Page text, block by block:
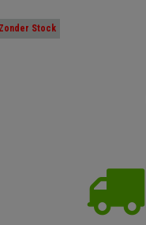
op door
en
Zonder Stock